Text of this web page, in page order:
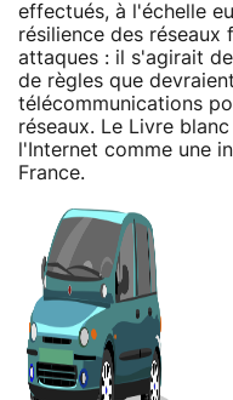
effectués, à l'échelle
résilience des réseaux
attaques : il s'agirait
de règles que
télécommunications
réseaux. Le Livre
l'Internet comme une
France.